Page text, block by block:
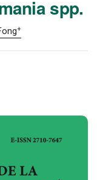
spp.
+